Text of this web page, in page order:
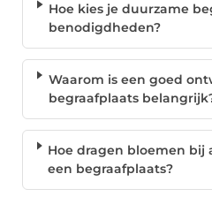
Hoe kies je duurzame
benodigdheden?
Waarom is een goed
begraafplaats
Hoe dragen bloemen bij
een begraafplaats?